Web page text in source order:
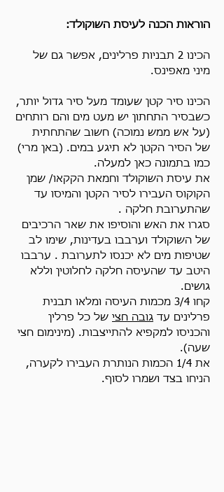
הוראות הכנה לעיסת השוקולד:
הכינו 2 תבניות פרלינים, אפשר גם של
מיני מאפינס.
הכינו סיר קטן שעומד מעל סיר גדול יותר,
כשבסיר התחתון יש מעט מים והם רותחים
(על אש ממש נמוכה) חשוב שהתחתית
של הסיר הקטן לא תיגע במים. (באן מרי)
כמו בתמונה כאן למעלה.
את עיסת השוקולד וחמאת הקקאו/ שמן
הקוקוס העבירו לסיר הקטן והמיסו עד
שהתערובת חלקה .
סגרו את האש והוסיפו את שאר הרכיבים
של השוקולד וערבבו בעדינות, שימו לב
שטיפות מים לא יכנסו לתערובת . ערבבו
היטב עד שהעיסה חלקה לחלוטין וללא
גושים.
קחו 3/4 מכמות העיסה ומלאו תבנית
פרלינים עד גובה חצי של כל פרלין
והכניסו למקפיא להתייצבות. (מינימום חצי
שעה).
את 1/4 הכמות הנותרת העבירו לקערה,
הניחו בצד ושמרו לסוף.